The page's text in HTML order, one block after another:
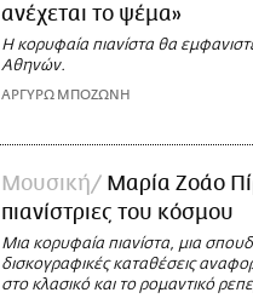
ανέχεται το ψέμα»
Η κορυφαία πιανίστα θα
Αθηνών.
ΑΡΓΥΡΩ ΜΠΟΖΩΝΗ
Μουσική
Μαρία Ζοάο
πιανίστριες του κόσμου
Μια κορυφαία πιανίστα, μια
δισκογραφικές καταθέσεις
στο κλασικό και το ρομαντικό